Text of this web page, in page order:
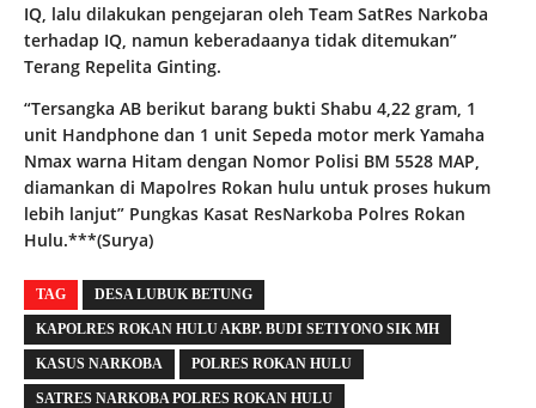
IQ, lalu dilakukan pengejaran oleh Team SatRes Narkoba
terhadap IQ, namun keberadaanya tidak ditemukan”
Terang Repelita Ginting.
“Tersangka AB berikut barang bukti Shabu 4,22 gram, 1
unit Handphone dan 1 unit Sepeda motor merk Yamaha
Nmax warna Hitam dengan Nomor Polisi BM 5528 MAP,
diamankan di Mapolres Rokan hulu untuk proses hukum
lebih lanjut” Pungkas Kasat ResNarkoba Polres Rokan
Hulu.***(Surya)
TAG DESA LUBUK BETUNG
KAPOLRES ROKAN HULU AKBP. BUDI SETIYONO SIK MH
KASUS NARKOBA POLRES ROKAN HULU
SATRES NARKOBA POLRES ROKAN HULU